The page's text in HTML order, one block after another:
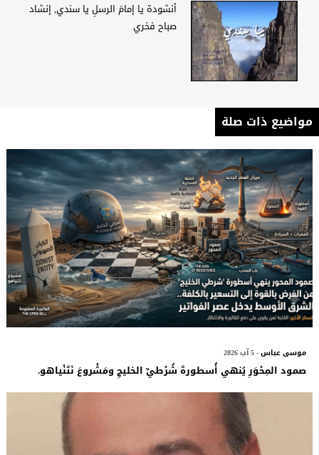
أنشودة يا إمامَ الرسلِ يا سندي, إنشاد
صباح فخري
مواضيع ذات صلة
موسى عباس- 5 آب 2026
صمود المِحْوَرِ يُنهي أُسطورةَ شُرْطيِّ الخليجِ ومَشْروعَ نَتَنْياهو.